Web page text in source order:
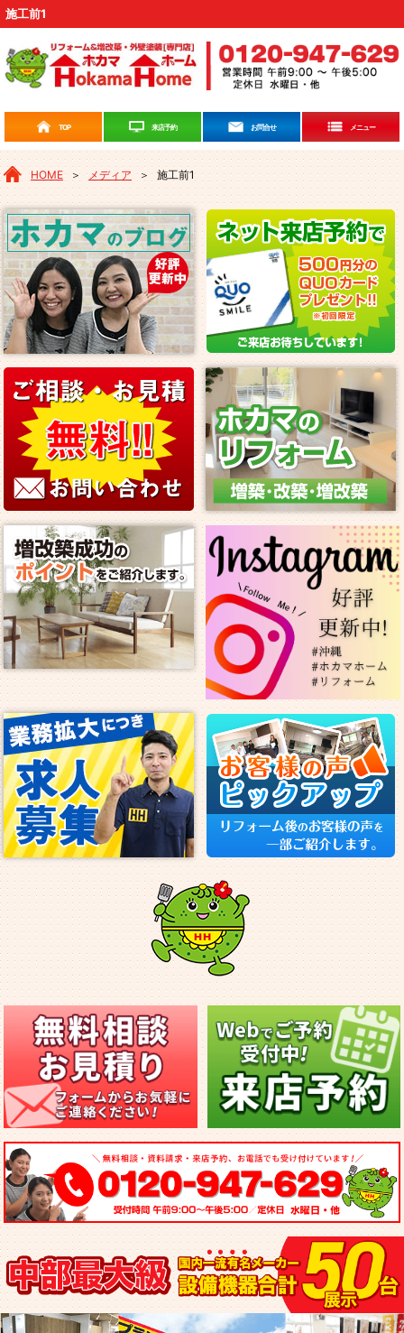
施工前1
TOP 来店予約 お問合せ メニュー
HOME ＞ メディア ＞ 施工前1